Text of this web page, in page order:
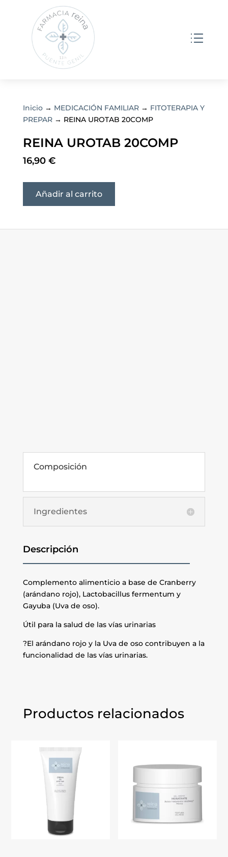
Inicio→ MEDICACIÓN FAMILIAR→ FITOTERAPIA Y
PREPAR→ REINA UROTAB 20COMP
REINA UROTAB 20COMP
16,90 €
Añadir al carrito
Descripción
Complemento alimenticio a base de Cranberry
(arándano rojo), Lactobacillus fermentum y
Gayuba (Uva de oso).
Útil para la salud de las vías urinarias
?El arándano rojo y la Uva de oso contribuyen a la
funcionalidad de las vías urinarias.
Composición
Ingredientes
Productos relacionados